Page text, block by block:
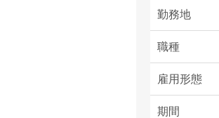
勤務地
職種
雇用形態
期間